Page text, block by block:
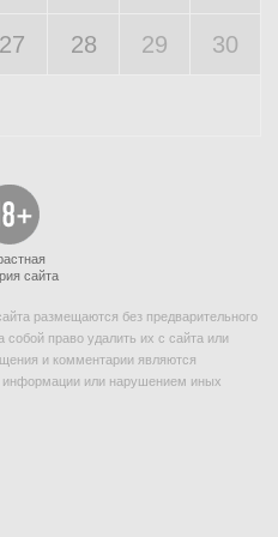
27 28 29 30
сайта
размещаются без предварительного
собой право удалить их с сайта или
и комментарии являются
информации или нарушением иных